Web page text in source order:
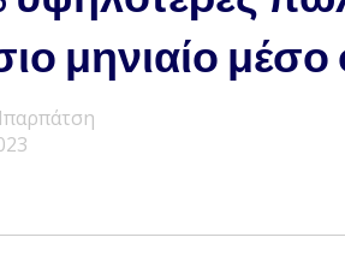
μηνιαίο